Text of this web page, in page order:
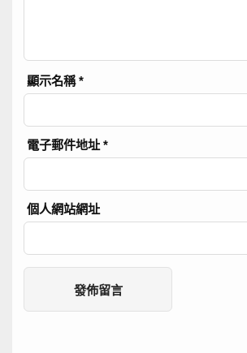
顯示名稱*
電子郵件地址*
個人網站網址